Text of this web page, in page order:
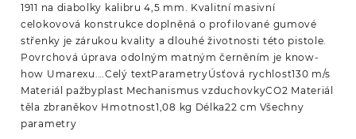
1911 na diabolky kalibru 4,5 mm. Kvalitní masivní
celokovová konstrukce doplněná o profilované gumové
střenky je zárukou kvality a dlouhé životnosti této pistole.
Povrchová úprava odolným matným černěním je know-
how Umarexu.…Celý textParametryÚsťová rychlost130 m/s
Materiál pažbyplast Mechanismus vzduchovkyCO2 Materiál
těla zbraněkov Hmotnost1,08 kg Délka22 cm Všechny
parametry